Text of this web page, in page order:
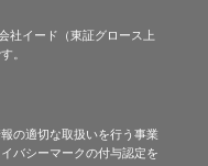
社イード（東証グロース上
。
の適切な取扱いを行う事業
バシーマークの付与認定を